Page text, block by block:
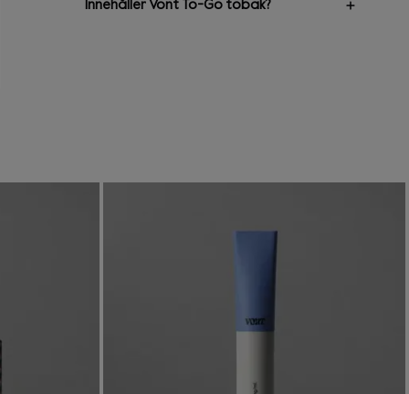
att lämna
får du pant
är helt nikotinfri. Nikotininnehållet kan minska
Innehåller Vont To-Go tobak?